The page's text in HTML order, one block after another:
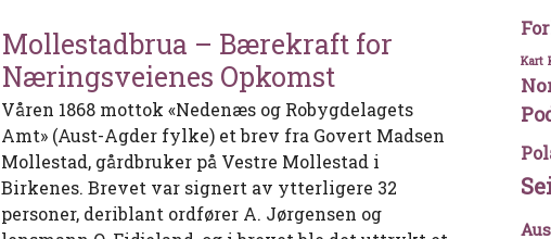
Mollestadbrua – Bærekraft for
Næringsveienes Opkomst
Våren 1868 mottok «Nedenæs og Robygdelagets
Amt» (Aust-Agder fylke) et brev fra Govert Madsen
Mollestad, gårdbruker på Vestre Mollestad i
Birkenes. Brevet var signert av ytterligere 32
personer, deriblant ordfører A. Jørgensen og
Kart